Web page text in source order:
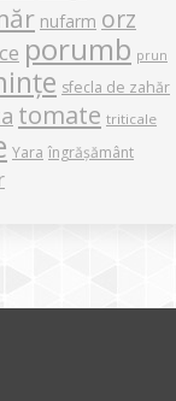
nufarm orz
porumb prun
sfecla de zahăr
tomate triticale
Yara îngrășământ